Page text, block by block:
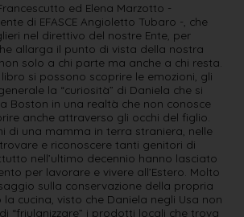
ed Elena Marzotto -
di EFASCE Angioletto Tubaro -, che
nel direttivo del nostre Ente, per
allarga il punto di vista della nostra
solo a chi parte ma anche a chi resta.
si possono scoprire le emozioni, gli
la “curiosità” di Daniela che si
Boston in una realtà che non conosce
anche attraverso gli occhi del figlio.
di una mamma in terra straniera, nelle
e riconoscere tanti genitori di
nell’ultimo decennio hanno lasciato
per lavorare e vivere all’Estero. Molto
sulla conservazione della propria
cucina, visto che Daniela negli Usa non
“friulanizzare” i prodotti locali che trova